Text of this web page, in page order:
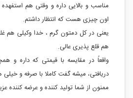
مناسب و بالایی داره و وقتی هم
اون چیزی هست که انتظار داشتم.
یعنی در کل دمتون گرم ، خدا وکیلی هم
هم قلع پذیری عالی.
واقعاً در مقایسه با قیمتی که داره و
دریافتی، میشه گفت کاملا با صرفه و
ممنون از شما تولید کننده و عرضه کننده